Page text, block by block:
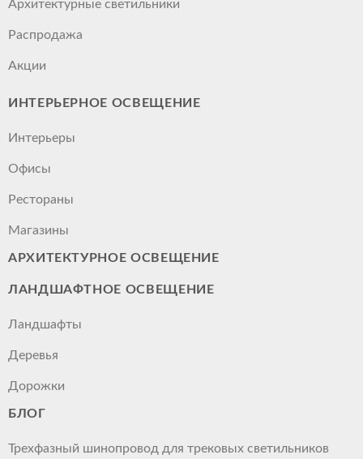
Архитектурные светильники
Распродажа
Акции
ИНТЕРЬЕРНОЕ ОСВЕЩЕНИЕ
Интерьеры
Офисы
Рестораны
Магазины
АРХИТЕКТУРНОЕ ОСВЕЩЕНИЕ
ЛАНДШАФТНОЕ ОСВЕЩЕНИЕ
Ландшафты
Деревья
Дорожки
БЛОГ
Трехфазный шинопровод для трековых светильников